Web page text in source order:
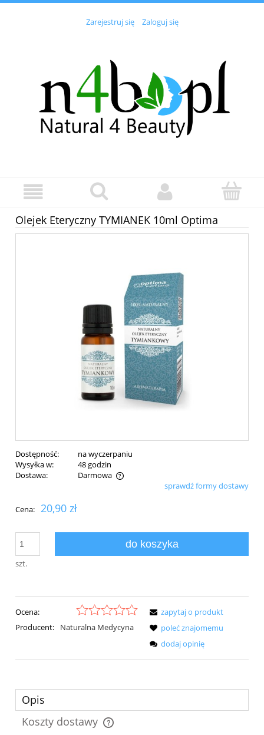
Zarejestruj się Zaloguj się
Olejek Eteryczny TYMIANEK 10ml Optima
Dostępność:
na wyczerpaniu
Wysyłka w:
48 godzin
Dostawa:
Darmowa
Cena nie zawiera ewentualnych kosztów płatnościsprawdź formy dostawy
Cena: 20,90 zł
szt.
do koszyka
Ocena:
Producent:
Naturalna Medycyna
zapytaj o produkt
poleć znajomemu
dodaj opinię
Opis
Koszty dostawy
Cena nie zawiera ewentualnych kosztów płatności